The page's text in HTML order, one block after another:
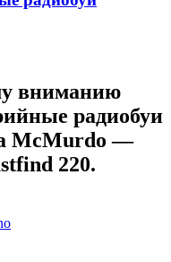
вниманию
радиобуи
McMurdo —
220.